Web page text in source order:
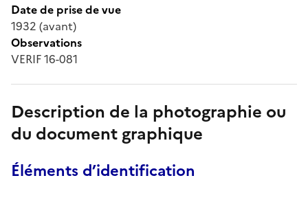
Date de prise de vue
1932 (avant)
Observations
VERIF 16-081
Description de la photographie ou
du document graphique
Éléments d’identification